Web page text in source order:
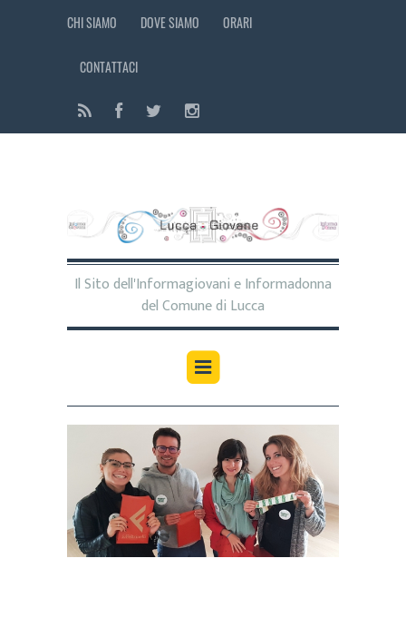
CHI SIAMO DOVE SIAMO ORARI
CONTATTACI
Il Sito dell'Informagiovani e Informadonna
del Comune di Lucca